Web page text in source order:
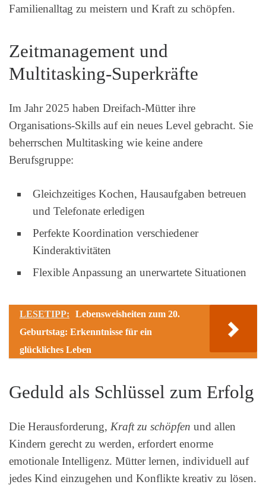
Familienalltag zu meistern und Kraft zu schöpfen.
Zeitmanagement und
Multitasking-Superkräfte
Im Jahr 2025 haben Dreifach-Mütter ihre
Organisations-Skills auf ein neues Level gebracht. Sie
beherrschen Multitasking wie keine andere
Berufsgruppe:
Gleichzeitiges Kochen, Hausaufgaben betreuen
und Telefonate erledigen
Perfekte Koordination verschiedener
Kinderaktivitäten
Flexible Anpassung an unerwartete Situationen
LESETIPP:
Lebensweisheiten zum 20.
Geburtstag: Erkenntnisse für ein
glückliches Leben
Geduld als Schlüssel zum Erfolg
Die Herausforderung, Kraft zu schöpfen und allen
Kindern gerecht zu werden, erfordert enorme
emotionale Intelligenz. Mütter lernen, individuell auf
jedes Kind einzugehen und Konflikte kreativ zu lösen.